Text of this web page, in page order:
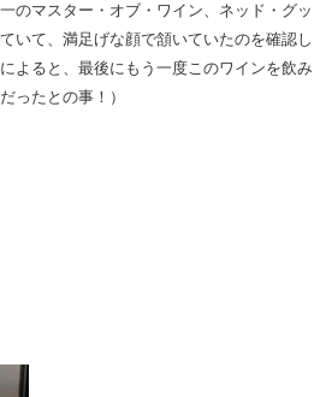
のマスター・オブ・ワイン、ネッド・グッ
いて、満足げな顔で頷いていたのを確認し
よると、最後にもう一度このワインを飲み
ったとの事！）